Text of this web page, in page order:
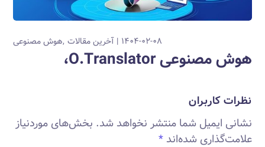
۱۴۰۴-۰۲-۰۸ آخرین مقالات هوش مصنوعی
هوش مصنوعی O.Translator،
نظرات کاربران
نشانی ایمیل شما منتشر نخواهد شد. بخش‌های موردنیاز
علامت‌گذاری شده‌اند*